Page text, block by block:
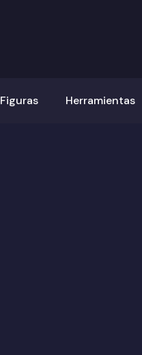
Figuras Herramientas